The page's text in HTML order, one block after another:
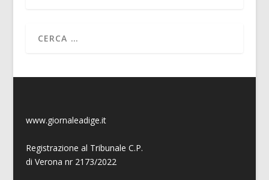
www.giornaleadige.it
Registrazione al Tribunale C.P.
di Verona nr 2173/2022